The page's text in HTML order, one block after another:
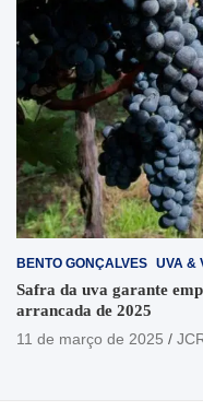
BENTO GONÇALVES UVA &
Safra da uva garante
arrancada de 2025
11 de março de 2025